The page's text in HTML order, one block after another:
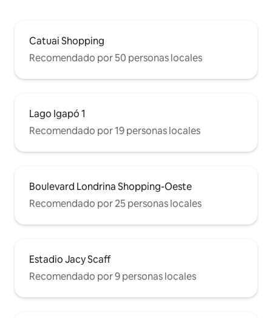
Catuai Shopping
Recomendado por 50 personas locales
Lago Igapó 1
Recomendado por 19 personas locales
Boulevard Londrina Shopping-Oeste
Recomendado por 25 personas locales
Estadio Jacy Scaff
Recomendado por 9 personas locales